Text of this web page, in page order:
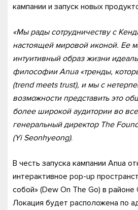
кампании и запуск новых
«Мы рады сотрудничеству с
настоящей мировой иконой. Ее
интуитивный образ жизни
философии Anua «тренды,
(trend meets trust), и мы с
возможности представить это
более широкой аудитории во
генеральный директор The
(Yi Seonhyeong).
В честь запуска кампании Anua
интерактивное pop-up
собой» (Dew On The Go) в
Локация будет расположена по